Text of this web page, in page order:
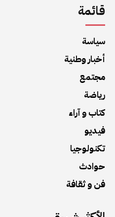
قائمة
سياسة
أخبار وطنية
مجتمع
رياضة
كتاب و آراء
فيديو
تكنولوجيا
حوادث
فن و ثقافة